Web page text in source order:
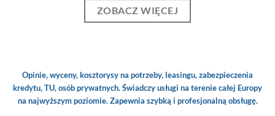
ZOBACZ WIĘCEJ
Opinie, wyceny, kosztorysy na potrzeby, leasingu, zabezpieczenia
kredytu, TU, osób prywatnych. Świadczy usługi na terenie całej Europy
na najwyższym poziomie. Zapewnia szybką i profesjonalną obsługę.